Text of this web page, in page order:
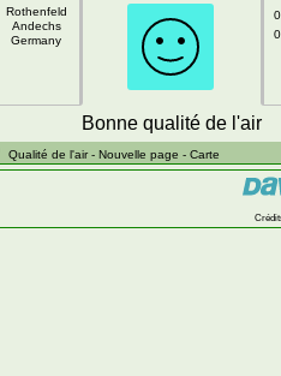
Rothenfeld
Andechs
Germany
Bonne qualité de l'air
Qualité de l'air - Nouvelle page - Carte